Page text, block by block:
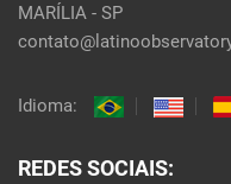
MARÍLIA - SP
Idioma:
REDES SOCIAIS: